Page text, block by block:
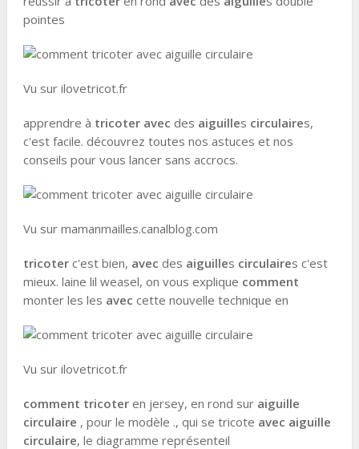
pointes
Vu sur ilovetricot.fr
apprendre à tricoter avec des aiguilles circulaires,
c'est facile. découvrez toutes nos astuces et nos
conseils pour vous lancer sans accrocs.
Vu sur mamanmailles.canalblog.com
tricoterc'est bien, avec des aiguilles circulaires c'est
mieux. laine lil weasel, on vous explique comment
monter les les avec cette nouvelle technique en
Vu sur ilovetricot.fr
comment tricoteren jersey, en rond sur aiguille
circulaire , pour le modèle ., qui se tricote avec aiguille
circulaire, le diagramme représenteil